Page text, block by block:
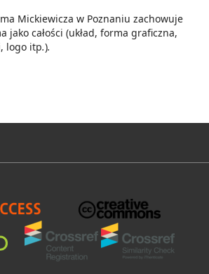
Mickiewicza w Poznaniu zachowuje
jako całości (układ, forma graficzna,
logo itp.).